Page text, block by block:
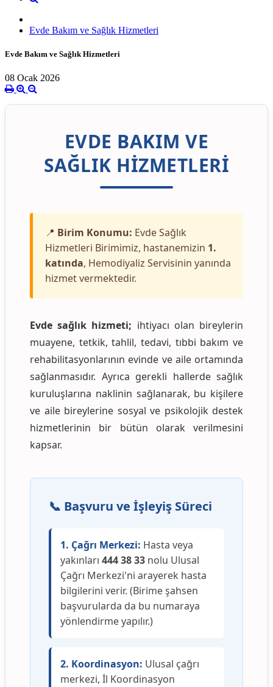
Evde Bakım ve Sağlık Hizmetleri
Evde Bakım ve Sağlık Hizmetleri
08 Ocak 2026
EVDE BAKIM VE
SAĞLIK HİZMETLERİ
📍 Birim Konumu: Evde Sağlık
Hizmetleri Birimimiz, hastanemizin 1.
katında, Hemodiyaliz Servisinin yanında
hizmet vermektedir.
Evde sağlık hizmeti; ihtiyacı olan bireylerin
muayene, tetkik, tahlil, tedavi, tıbbi bakım ve
rehabilitasyonlarının evinde ve aile ortamında
sağlanmasıdır. Ayrıca gerekli hallerde sağlık
kuruluşlarına naklinin sağlanarak, bu kişilere
ve aile bireylerine sosyal ve psikolojik destek
hizmetlerinin bir bütün olarak verilmesini
kapsar.
📞 Başvuru ve İşleyiş Süreci
1. Çağrı Merkezi: Hasta veya
yakınları 444 38 33 nolu Ulusal
Çağrı Merkezi'ni arayerek hasta
bilgilerini verir. (Birime şahsen
başvurularda da bu numaraya
yönlendirme yapılır.)
2. Koordinasyon: Ulusal çağrı
merkezi, İl Koordinasyon